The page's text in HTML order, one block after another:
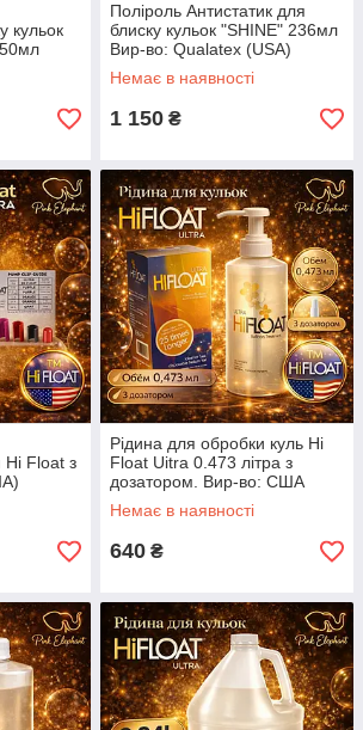
кульок
Поліроль Антистатик для
блиску кульок "SHINE" 236мл
Вир-во: Qualatex (USA)
Немає в наявності
1 150 ₴
Float з
Рідина для обробки куль Hi
Float Uitra 0.473 літра з
дозатором. Вир-во: США
Немає в наявності
640 ₴